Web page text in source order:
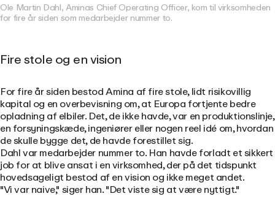
Ole Martin Dahl, Aminas Chief Operating Officer, kom til virksomheden
for fire år siden som medarbejder nummer to.
Fire stole og en vision
For fire år siden bestod Amina af fire stole, lidt risikovillig
kapital og en overbevisning om, at Europa fortjente bedre
opladning af elbiler. Det, de ikke havde, var en produktionslinje,
en forsyningskæde, ingeniører eller nogen reel idé om, hvordan
de skulle bygge det, de havde forestillet sig.
Dahl var medarbejder nummer to. Han havde forladt et sikkert
job for at blive ansat i en virksomhed, der på det tidspunkt
hovedsageligt bestod af en vision og ikke meget andet.
"Vi var naive," siger han. "Det viste sig at være nyttigt."